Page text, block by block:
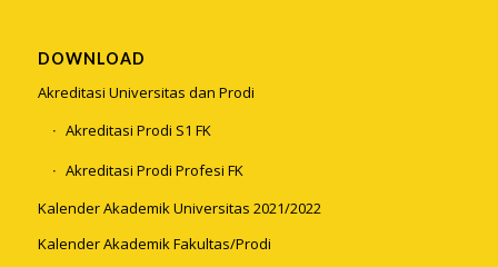
DOWNLOAD
Akreditasi Universitas dan Prodi
Akreditasi Prodi S1 FK
Akreditasi Prodi Profesi FK
Kalender Akademik Universitas 2021/2022
Kalender Akademik Fakultas/Prodi